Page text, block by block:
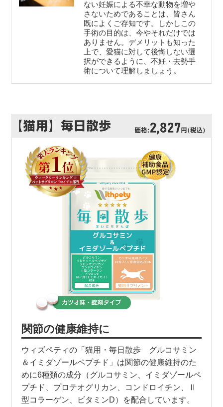
ない妊娠による不幸な動物を増や
さないためであることは、皆さん
既によくご存知です。しかしこの
手術の目的は、今やそれだけでは
ありません。デメリットも知った
上で、愛猫に対して後悔しない選
択ができるように、不妊・去勢手
術について理解しましょう。
関節の健康維持に
ウィズペティの「猫用・毎日散歩 グルコサミン
＆イミダゾールペプチド」は関節の健康維持のた
めに6種類の成分（グルコサミン、イミダゾールペ
プチド、プロテオグリカン、コンドロイチン、Ⅱ
型コラーゲン、ビタミンD）を配合しています。